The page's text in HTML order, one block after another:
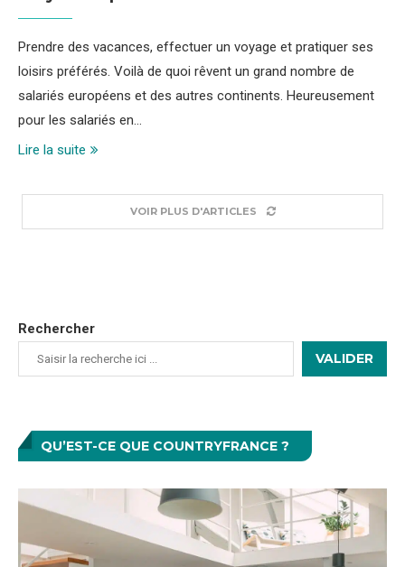
Prendre des vacances, effectuer un voyage et pratiquer ses
loisirs préférés. Voilà de quoi rêvent un grand nombre de
salariés européens et des autres continents. Heureusement
pour les salariés en…
Lire la suite
VOIR PLUS D'ARTICLES
Rechercher
VALIDER
QU’EST-CE QUE COUNTRYFRANCE ?